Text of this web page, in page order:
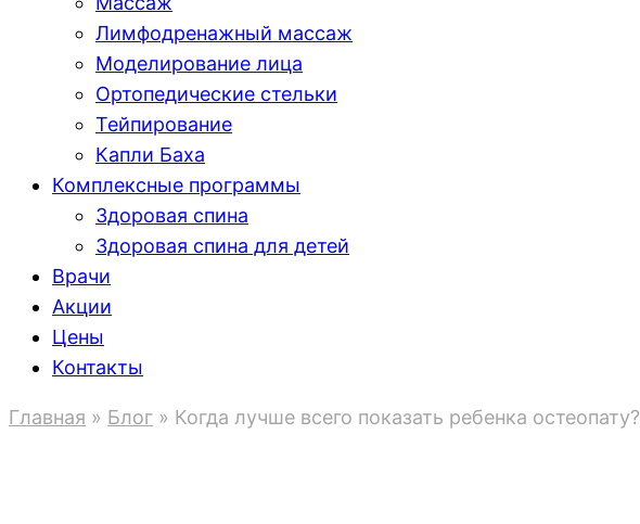
Лимфодренажный массаж
Моделирование лица
Ортопедические стельки
Тейпирование
Капли Баха
Комплексные программы
Здоровая спина
Здоровая спина для детей
Врачи
Акции
Цены
Контакты
Главная » Блог » Когда лучше всего показать ребенка остеопату?